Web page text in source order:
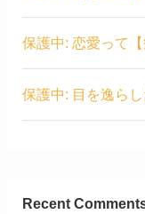
保護中: 恋愛って
保護中: 目を逸ら
Recent